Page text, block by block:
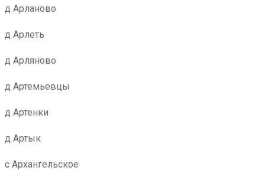
д Арланово
д Арлеть
д Арляново
д Артемьевцы
д Артенки
д Артык
с Архангельское